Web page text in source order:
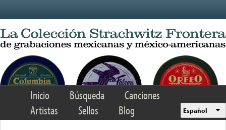
Inicio Búsqueda
Canciones
Artistas
Sellos Blog Español